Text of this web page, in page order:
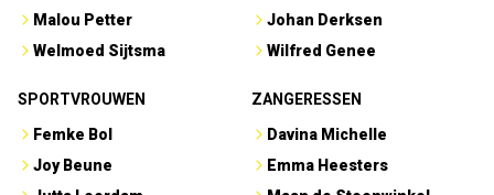
Malou Petter
Welmoed Sijtsma
Johan Derksen
Wilfred Genee
SPORTVROUWEN
Femke Bol
Joy Beune
ZANGERESSEN
Davina Michelle
Emma Heesters